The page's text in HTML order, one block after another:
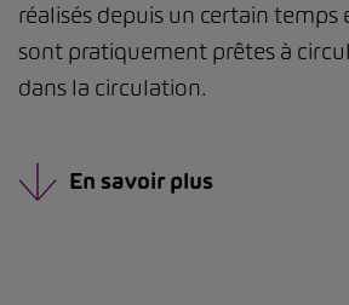
réalisés depuis un certain temps
sont pratiquement prêtes à
dans la circulation.
En savoir plus